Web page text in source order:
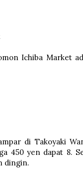
Ichiba Market
di Takoyaki
450 yen dapat 8.
dingin.